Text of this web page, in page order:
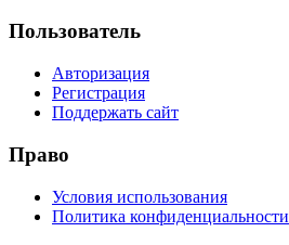
Пользователь
Авторизация
Регистрация
Поддержать сайт
Право
Условия использования
Политика конфиденциальности